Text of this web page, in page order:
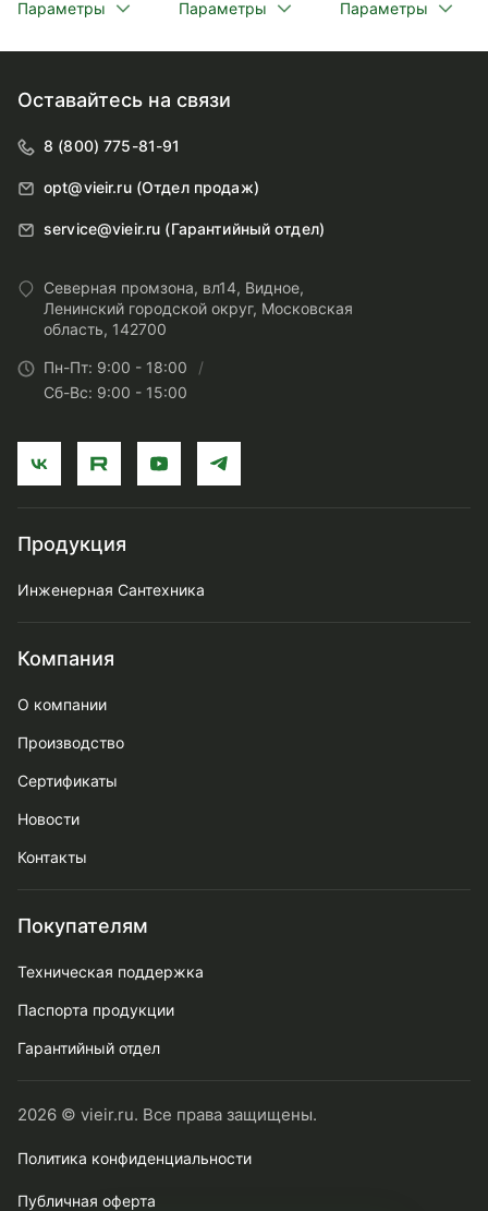
Параметры Параметры Параметры
Оставайтесь на связи
8 (800) 775-81-91
opt@vieir.ru (Отдел продаж)
service@vieir.ru (Гарантийный отдел)
Северная промзона, вл14, Видное,
Ленинский городской округ, Московская
область, 142700
Пн-Пт: 9:00 - 18:00
Сб-Вс: 9:00 - 15:00
Продукция
Инженерная Сантехника
Компания
О компании
Производство
Сертификаты
Новости
Контакты
Покупателям
Техническая поддержка
Паспорта продукции
Гарантийный отдел
2026 © vieir.ru. Все права защищены.
Политика конфиденциальности
Публичная оферта